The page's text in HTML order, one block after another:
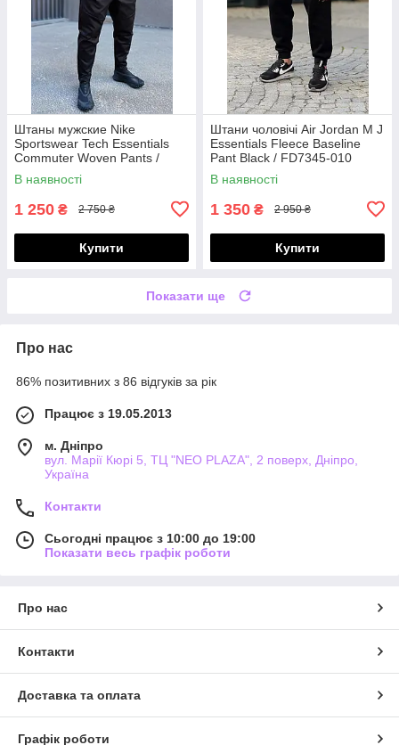
Штаны мужские Nike
Sportswear Tech Essentials
Commuter Woven Pants /
DH4225-010
В наявності
1 250 ₴ 2 750 ₴
Купити
Штани чоловічі Air Jordan M J
Essentials Fleece Baseline
Pant Black / FD7345-010
В наявності
1 350 ₴ 2 950 ₴
Купити
Показати ще
Про нас
86% позитивних з 86 відгуків за рік
Працює з 19.05.2013
м. Дніпро
вул. Марії Кюрі 5, ТЦ "NEO PLAZA", 2 поверх, Дніпро,
Україна
Контакти
Сьогодні працює з 10:00 до 19:00
Показати весь графік роботи
Про нас
Контакти
Доставка та оплата
Графік роботи